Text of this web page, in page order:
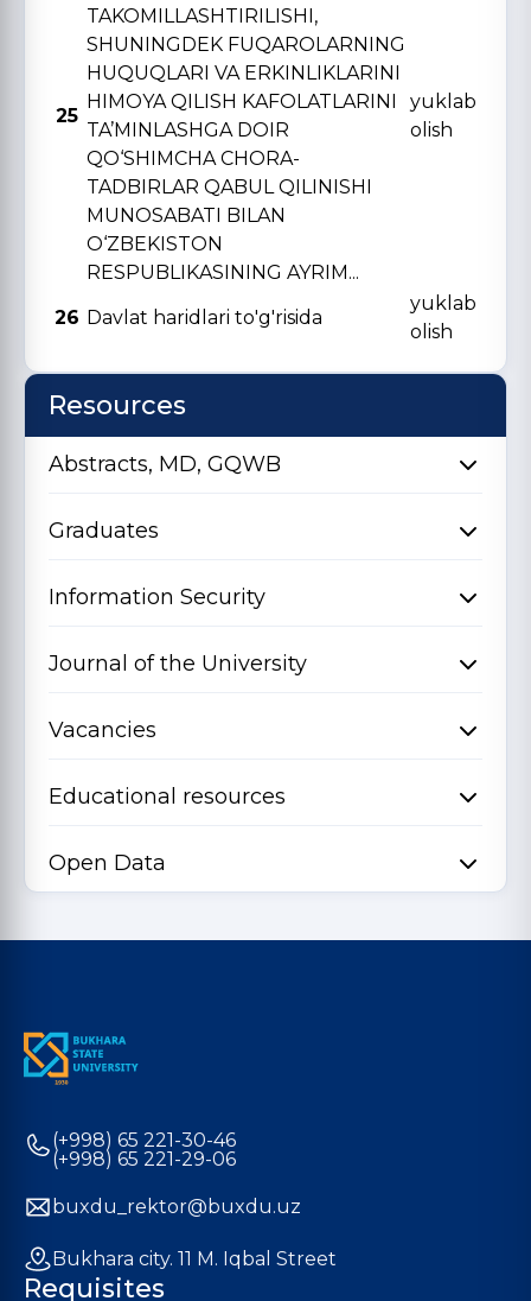
25
TAKOMILLASHTIRILISHI,
SHUNINGDЕK FUQAROLARNING
HUQUQLARI VA ERKINLIKLARINI
HIMOYA QILISH KAFOLATLARINI
TA’MINLASHGA DOIR
QO‘SHIMCHA CHORA-
TADBIRLAR QABUL QILINISHI
MUNOSABATI BILAN
O‘ZBЕKISTON
RЕSPUBLIKASINING AYRIM...
yuklab
olish
26 Davlat haridlari to'g'risida
yuklab
olish
Resources
Abstracts, MD, GQWB
Graduates
Information Security
Journal of the University
Vacancies
Educational resources
Open Data
(+998) 65 221-30-46
(+998) 65 221-29-06
buxdu_rektor@buxdu.uz
Bukhara city. 11 M. Iqbal Street
Requisites